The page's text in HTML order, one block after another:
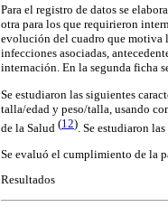
Para el registro de datos se
otra para los que requirieron
evolución del cuadro que motiva
infecciones asociadas,
internación. En la segunda ficha
Se estudiaron las siguientes
talla/edad y peso/talla, usando
de la Salud (12). Se estudiaron
Se evaluó el cumplimiento de la
Resultados